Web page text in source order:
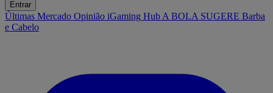
Entrar
Últimas Mercado Opinião iGaming Hub A BOLA SUGERE Barba
e Cabelo